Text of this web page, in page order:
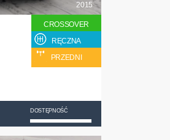
2015
CROSSOVER
RĘCZNA
PRZEDNI
DOSTĘPNOŚĆ